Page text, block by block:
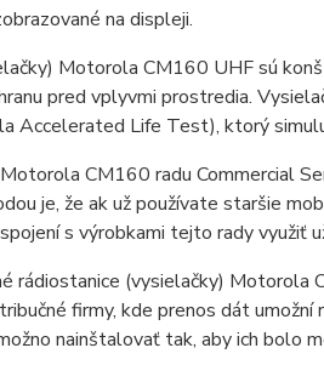
na displeji.
Motorola CM160 UHF sú
pred vplyvmi prostredia.
Accelerated Life Test), ktorý
CM160 radu Commercial
je, že ak už používate staršie
s výrobkami tejto rady využiť
rádiostanice (vysielačky) Motorola
firmy, kde prenos dát
nainštalovať tak, aby ich bolo